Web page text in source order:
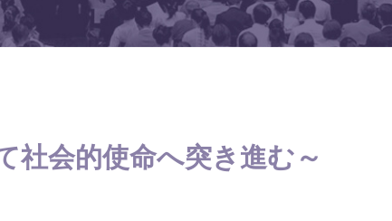
会的使命へ突き進む～